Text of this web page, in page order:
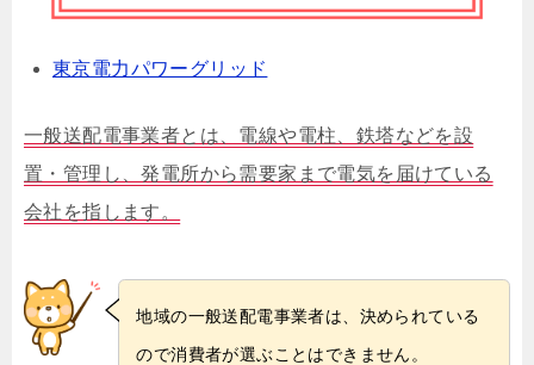
東京電力パワーグリッド
一般送配電事業者とは、電線や電柱、鉄塔などを設
置・管理し、発電所から需要家まで電気を届けている
会社を指します。
地域の一般送配電事業者は、決められている
ので消費者が選ぶことはできません。